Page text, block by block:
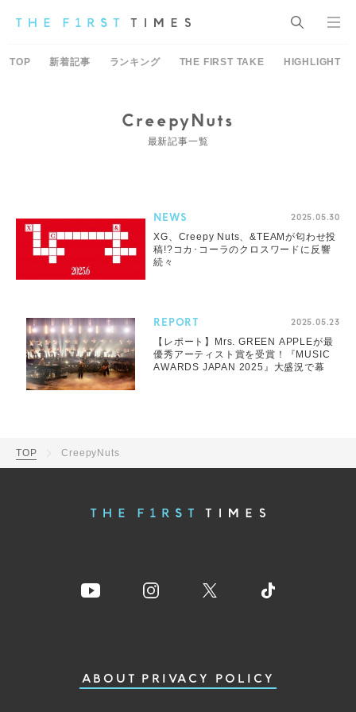
TOP 新着記事 ランキング THE FIRST TAKE HIGHLIGHT
CreepyNuts
最新記事一覧
NEWS 2025.05.30
XG、Creepy Nuts、&TEAMが匂わせ投
稿!?コカ･コーラのクロスワードに反響
続々
REPORT 2025.05.23
【レポート】Mrs. GREEN APPLEが最
優秀アーティスト賞を受賞！『MUSIC
AWARDS JAPAN 2025』大盛況で幕
TOP CreepyNuts
ABOUT PRIVACY POLICY